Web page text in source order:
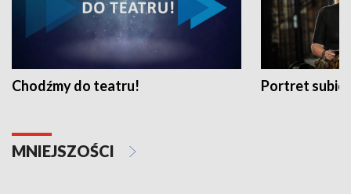
Chodźmy do teatru! Portret
MNIEJSZOŚCI